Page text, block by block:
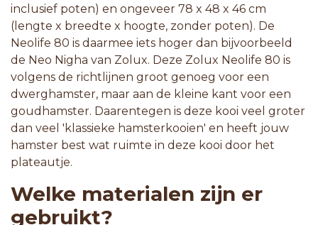
inclusief poten) en ongeveer 78 x 48 x 46 cm
(lengte x breedte x hoogte, zonder poten). De
Neolife 80 is daarmee iets hoger dan bijvoorbeeld
de Neo Nigha van Zolux. Deze Zolux Neolife 80 is
volgens de richtlijnen groot genoeg voor een
dwerghamster, maar aan de kleine kant voor een
goudhamster. Daarentegen is deze kooi veel groter
dan veel 'klassieke hamsterkooien' en heeft jouw
hamster best wat ruimte in deze kooi door het
plateautje.
Welke materialen zijn er
gebruikt?